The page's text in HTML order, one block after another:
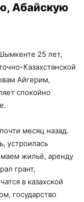
Абайскую
25 лет,
Казахстанской
Айгерим,
спокойно
месяц назад.
устроилась
жильё, аренду
грант,
в казахской
государство